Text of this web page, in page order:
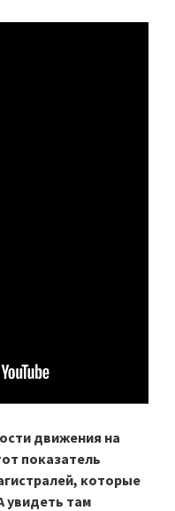
движения на
показатель
которые
увидеть там